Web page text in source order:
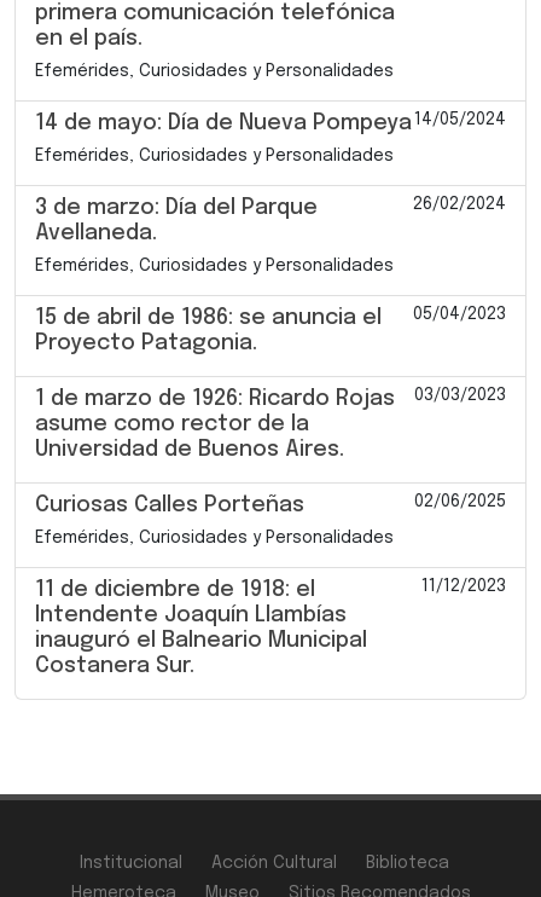
primera comunicación telefónica
en el país.
Efemérides, Curiosidades y Personalidades
14 de mayo: Día de Nueva Pompeya 14/05/2024
Efemérides, Curiosidades y Personalidades
3 de marzo: Día del Parque
Avellaneda.
26/02/2024
Efemérides, Curiosidades y Personalidades
15 de abril de 1986: se anuncia el
Proyecto Patagonia.
05/04/2023
1 de marzo de 1926: Ricardo Rojas
asume como rector de la
Universidad de Buenos Aires.
03/03/2023
Curiosas Calles Porteñas 02/06/2025
Efemérides, Curiosidades y Personalidades
11 de diciembre de 1918: el
Intendente Joaquín Llambías
inauguró el Balneario Municipal
Costanera Sur.
11/12/2023
Institucional Acción Cultural
Biblioteca
Hemeroteca
Museo Sitios Recomendados